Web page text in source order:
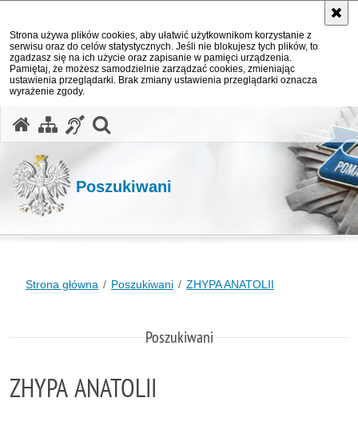
Strona używa plików cookies, aby ułatwić użytkownikom korzystanie z
serwisu oraz do celów statystycznych. Jeśli nie blokujesz tych plików, to
zgadzasz się na ich użycie oraz zapisanie w pamięci urządzenia.
Pamiętaj, że możesz samodzielnie zarządzać cookies, zmieniając
ustawienia przeglądarki. Brak zmiany ustawienia przeglądarki oznacza
wyrażenie zgody.
Poszukiwani
Strona główna Poszukiwani ZHYPA ANATOLII
Poszukiwani
ZHYPA ANATOLII